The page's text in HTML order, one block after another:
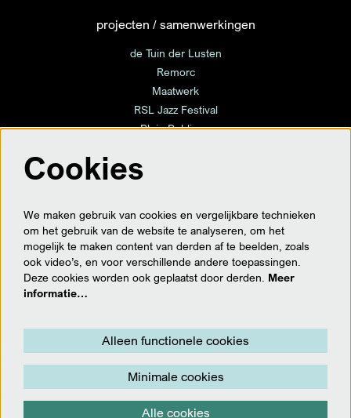
projecten / samenwerkingen
de Tuin der Lusten
Remorc
Maatwerk
RSL Jazz Festival
Plein Publique
meld je hier aan voor de nieuwsbrief
Aanmelden
Deze site wordt beschermd door reCAPTCHA, dataverwerking gebeurt in overeenstemming met deCloud Data
Cookies
We maken gebruik van cookies en vergelijkbare technieken
om het gebruik van de website te analyseren, om het
mogelijk te maken content van derden af te beelden, zoals
ook video’s, en voor verschillende andere toepassingen.
Deze cookies worden ook geplaatst door derden. Meer
informatie…
Alleen functionele cookies
Minimale cookies
Alle cookies